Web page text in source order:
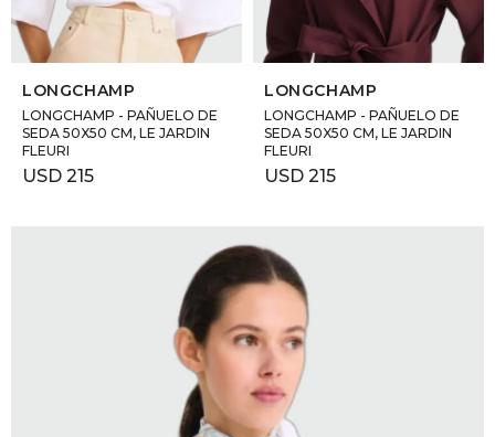
SELECCIONAR TALLE
LONGCHAMP
LONGCHAMP - PAÑUELO DE
SEDA 50X50 CM, LE JARDIN
FLEURI
USD 215
SELECCIONAR TALLE
LONGCHAMP
LONGCHAMP - PAÑUELO DE
SEDA 50X50 CM, LE JARDIN
FLEURI
USD 215